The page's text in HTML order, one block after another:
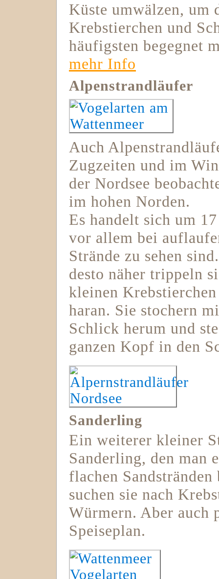
Küste umwälzen, um
Krebstierchen und
häufigsten begegnet
mehr Info
Alpenstrandläufer
Auch
Zugzeiten und im
der Nordsee
im hohen Norden.
Es handelt sich um
vor allem bei
Strände zu sehen
desto näher trippeln
kleinen
haran. Sie stochern
Schlick herum und
ganzen Kopf in den
Sanderling
Ein weiterer kleiner
Sanderling, den man
flachen
suchen sie nach
Würmern. Aber auch
Speiseplan.